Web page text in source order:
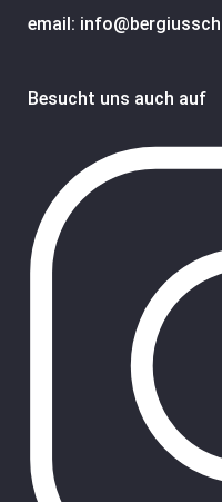
email:
Besucht uns auch auf